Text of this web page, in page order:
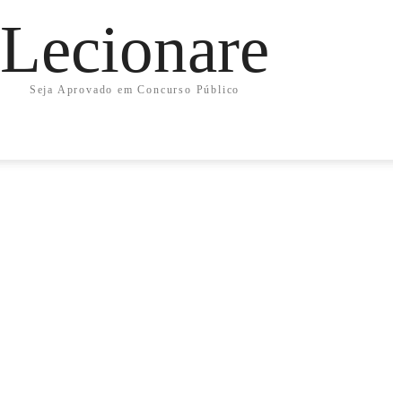
Lecionare
Seja Aprovado em Concurso Público